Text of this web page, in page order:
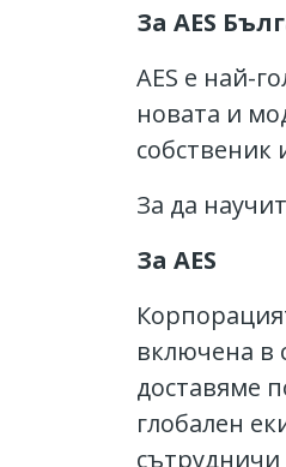
За AES
AES е най-
новата и
собственик
За да
За AES
включена в
доставяме
глобален
сътрудничи